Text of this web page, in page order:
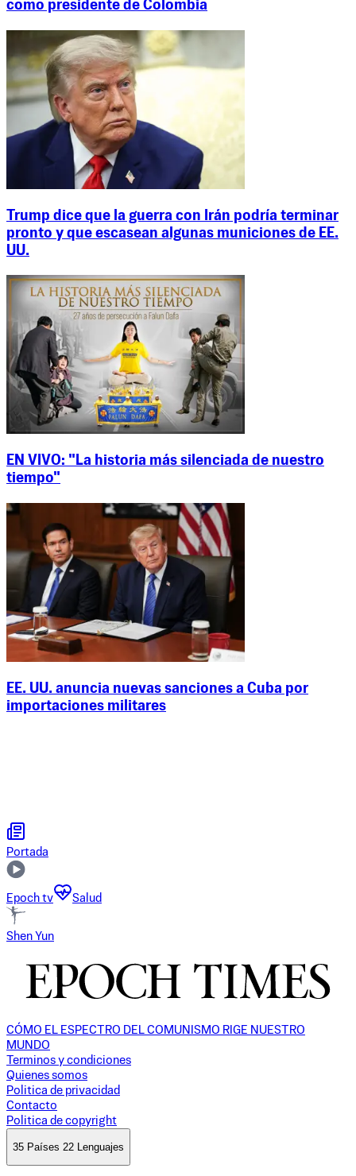
como presidente de Colombia
Trump dice que la guerra con Irán podría terminar
pronto y que escasean algunas municiones de EE.
UU.
EN VIVO: "La historia más silenciada de nuestro
tiempo"
EE. UU. anuncia nuevas sanciones a Cuba por
importaciones militares
Portada
Epoch tv Salud
Shen Yun
CÓMO EL ESPECTRO DEL COMUNISMO RIGE NUESTRO
MUNDO
Terminos y condiciones
Quienes somos
Politica de privacidad
Contacto
Politica de copyright
35 Países 22 Lenguajes